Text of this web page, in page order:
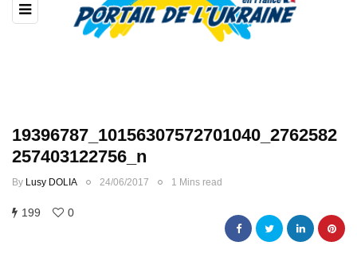
19396787_10156307572701040_2762582
257403122756_n
By Lusy DOLIA 24/06/2017 1 Mins read
199 0